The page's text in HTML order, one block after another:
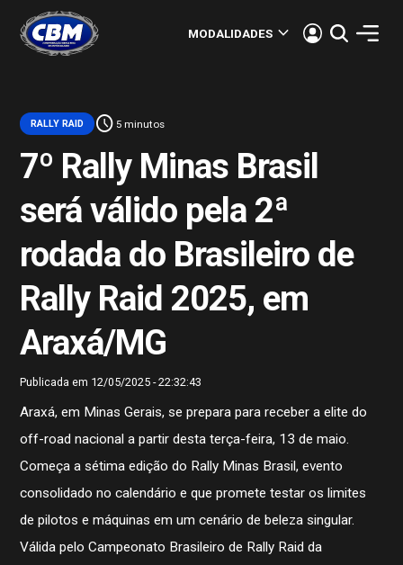
MODALIDADES keyboard_arrow_down
RALLY RAID schedule 5 minutos
7º Rally Minas Brasil
será válido pela 2ª
rodada do Brasileiro de
Rally Raid 2025, em
Araxá/MG
Publicada em 12/05/2025 - 22:32:43
Araxá, em Minas Gerais, se prepara para receber a elite do
off-road nacional a partir desta terça-feira, 13 de maio.
Começa a sétima edição do Rally Minas Brasil, evento
consolidado no calendário e que promete testar os limites
de pilotos e máquinas em um cenário de beleza singular.
Válida pelo Campeonato Brasileiro de Rally Raid da